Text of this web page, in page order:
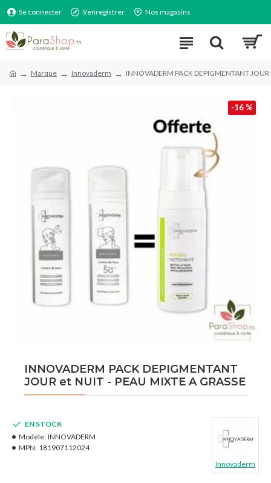
Se connecter S'enregistrer Nos magasins
Marque Innovaderm INNOVADERM PACK DEPIGMENTANT
-16 %
INNOVADERM PACK DEPIGMENTANT
JOUR et NUIT - PEAU MIXTE A GRASSE
EN STOCK
Modèle: INNOVADERM
MPN: 181907112024
Innovaderm